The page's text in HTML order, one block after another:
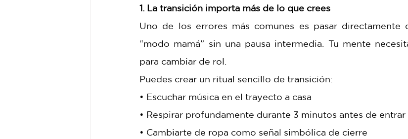
1. La transición importa más de lo que crees
Uno de los errores más comunes es pasar directamente
“modo mamá” sin una pausa intermedia. Tu mente
para cambiar de rol.
Puedes crear un ritual sencillo de transición:
• Escuchar música en el trayecto a casa
• Respirar profundamente durante 3 minutos antes de entrar
• Cambiarte de ropa como señal simbólica de cierre